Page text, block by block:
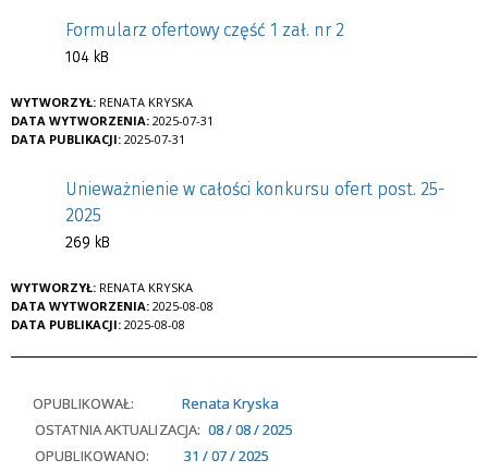
Formularz ofertowy część 1 zał. nr 2
104 kB
WYTWORZYŁ: RENATA KRYSKA
DATA WYTWORZENIA: 2025-07-31
DATA PUBLIKACJI: 2025-07-31
Unieważnienie w całości konkursu ofert post. 25-
2025
269 kB
WYTWORZYŁ: RENATA KRYSKA
DATA WYTWORZENIA: 2025-08-08
DATA PUBLIKACJI: 2025-08-08
OPUBLIKOWAŁ:
Renata Kryska
OSTATNIA AKTUALIZACJA: 08 / 08 / 2025
OPUBLIKOWANO:
31 / 07 / 2025